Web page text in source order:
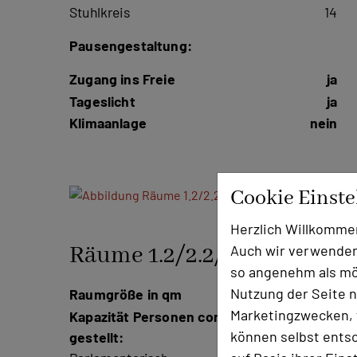
Cookie
Herzlich
Auch wir
so angenehm als
Nutzung der Seite
können selbst
Stuhlkreis
14
Pausengestaltung:
Zugang ins Freie
ja
Tageslicht
ja
Klimaanlage
nein
Räume 1.2/2.2/3.3
Raumgröße in qm
40m²
Kapazität Personen coronakonform
gestellt: